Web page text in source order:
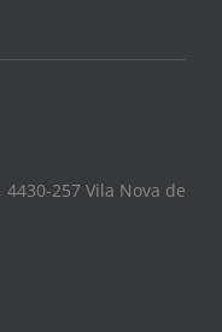
257 Vila Nova de